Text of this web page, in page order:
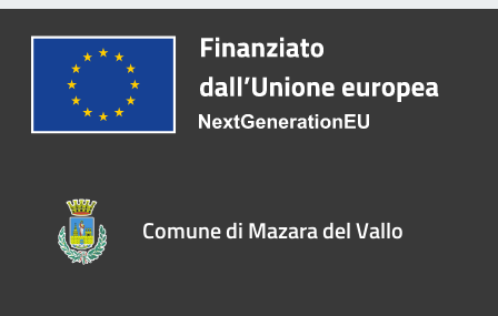
Comune di Mazara del Vallo